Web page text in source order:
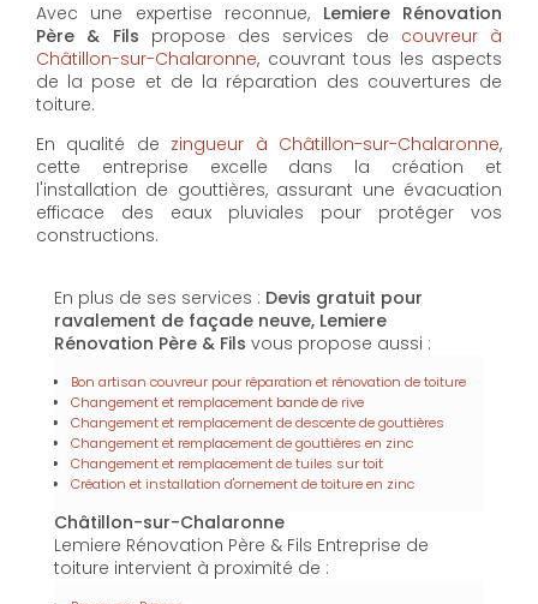
Avec une expertise reconnue, Lemiere Rénovation
Père & Fils propose des services de couvreur à
Châtillon-sur-Chalaronne, couvrant tous les aspects
de la pose et de la réparation des couvertures de
toiture.
En qualité de zingueur à Châtillon-sur-Chalaronne,
cette entreprise excelle dans la création et
l'installation de gouttières, assurant une évacuation
efficace des eaux pluviales pour protéger vos
constructions.
En plus de ses services : Devis gratuit pour
ravalement de façade neuve, Lemiere
Rénovation Père & Fils vous propose aussi :
Bon artisan couvreur pour réparation et rénovation de toiture
Changement et remplacement bande de rive
Changement et remplacement de descente de gouttières
Changement et remplacement de gouttières en zinc
Changement et remplacement de tuiles sur toit
Création et installation d'ornement de toiture en zinc
Châtillon-sur-Chalaronne
Lemiere Rénovation Père & Fils Entreprise de
toiture intervient à proximité de :